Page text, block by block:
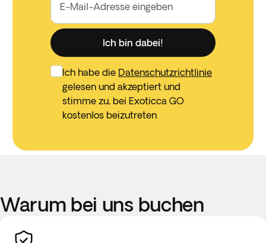
E-Mail-Adresse eingeben
Ich bin dabei!
Ich habe die Datenschutzrichtlinie
gelesen und akzeptiert und
stimme zu, bei Exoticca GO
kostenlos beizutreten
Warum bei uns buchen